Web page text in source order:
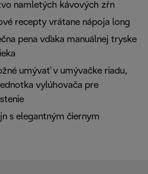
namletých kávových zŕn
recepty vrátane nápoja long
pena vďaka manuálnej tryske
umývať v umývačke riadu,
vylúhovača pre
s elegantným čiernym